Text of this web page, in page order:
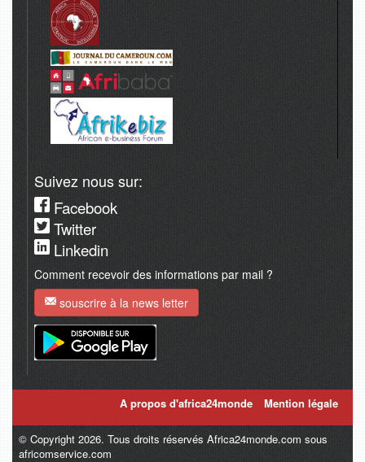
Suivez nous sur:
Facebook
Twitter
Linkedin
Comment recevoir des informations par mail ?
souscrire à la news letter
A propos d'africa24monde Mention légale
© Copyright 2026. Tous droits réservés Africa24monde.com sous
africomservice.com